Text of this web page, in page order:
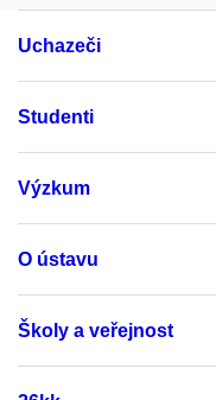
Uchazeči
Studenti
Výzkum
O ústavu
Školy a veřejnost